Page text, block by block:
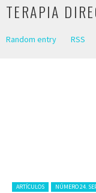
TERAPIA
Random entry RSS
Posted in:
ARTÍCULOS NÚMERO 24.